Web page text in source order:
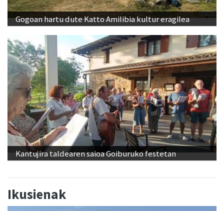
Gogoan hartu dute Katto Amilibia kultur eragilea
Kantujira taldearen saioa Goiburuko festetan
Ikusienak